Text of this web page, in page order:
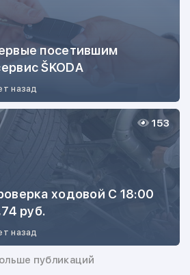
посетившим
ŠKODA
назад
ходовой С 18:00
руб.
назад
153
публикаций